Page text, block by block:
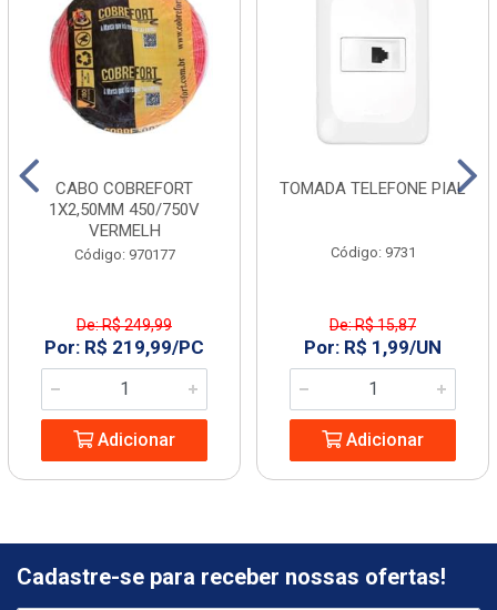
CABO COBREFORT
1X2,50MM 450/750V
VERMELH
Código: 970177
De: R$ 249,99
Por: R$ 219,99/PC
Adicionar
TOMADA TELEFONE PIAL
Código: 9731
De: R$ 15,87
Por: R$ 1,99/UN
Adicionar
Cadastre-se para receber nossas ofertas!